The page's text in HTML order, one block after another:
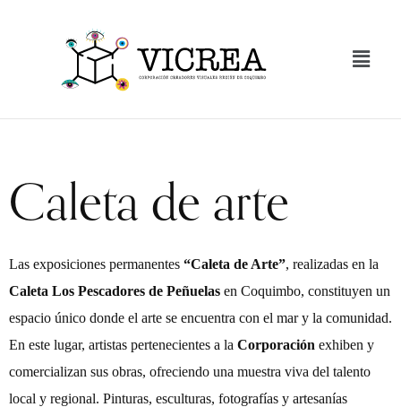
Caleta de arte
Las exposiciones permanentes “Caleta de Arte”, realizadas en la
Caleta Los Pescadores de Peñuelas en Coquimbo, constituyen un
espacio único donde el arte se encuentra con el mar y la comunidad.
En este lugar, artistas pertenecientes a la Corporación exhiben y
comercializan sus obras, ofreciendo una muestra viva del talento
local y regional. Pinturas, esculturas, fotografías y artesanías